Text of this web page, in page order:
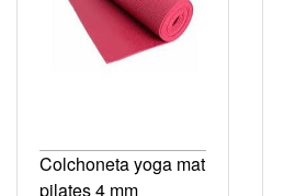
Colchoneta yoga mat
pilates 4 mm